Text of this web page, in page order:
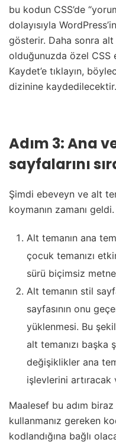
bu kodun CSS’de
dolayısıyla
gösterir. Daha sonra alt
olduğunuzda özel CSS
Kaydet’e tıklayın,
dizinine kaydedilecektir.
Adım 3: Ana
sayfalarını
Şimdi ebeveyn ve alt
koymanın zamanı
Alt temanın ana
çocuk temanızı
sürü biçimsiz
Alt temanın stil
sayfasının onu
yüklenmesi. Bu
alt temanızı
değişiklikler ana
işlevlerini
Maalesef bu adım
kullanmanız gereken
kodlandığına bağlı